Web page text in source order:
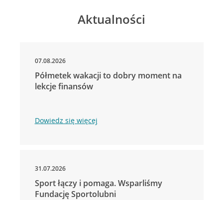
Aktualności
07.08.2026
Półmetek wakacji to dobry moment na
lekcje finansów
Dowiedz się więcej
31.07.2026
Sport łączy i pomaga. Wsparliśmy
Fundację Sportolubni